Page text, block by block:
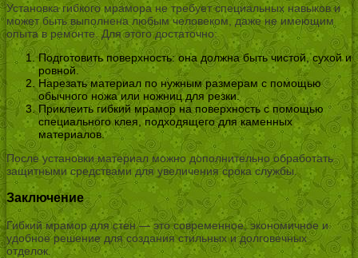
Установка гибкого мрамора не требует специальных навыков и
может быть выполнена любым человеком, даже не имеющим
опыта в ремонте. Для этого достаточно:
Подготовить поверхность: она должна быть чистой, сухой и
ровной.
Нарезать материал по нужным размерам с помощью
обычного ножа или ножниц для резки.
Приклеить гибкий мрамор на поверхность с помощью
специального клея, подходящего для каменных
материалов.
После установки материал можно дополнительно обработать
защитными средствами для увеличения срока службы.
Заключение
Гибкий мрамор для стен — это современное, экономичное и
удобное решение для создания стильных и долговечных
отделок.